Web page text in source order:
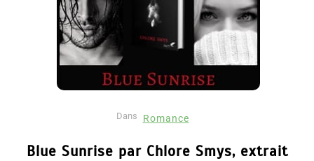
Dans Romance
Blue Sunrise par Chlore Smys, extrait